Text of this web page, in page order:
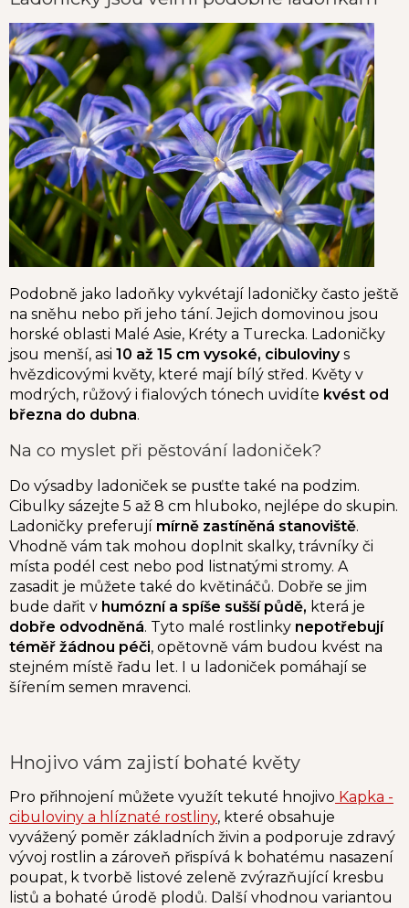
Podobně jako ladoňky vykvétají ladoničky často ještě
na sněhu nebo při jeho tání. Jejich domovinou jsou
horské oblasti Malé Asie, Kréty a Turecka. Ladoničky
jsou menší, asi 10 až 15 cm vysoké, cibulovinys
hvězdicovými květy, které mají bílý střed. Květy v
modrých, růžový i fialových tónech uvidíte kvést od
března do dubna.
Na co myslet při pěstování ladoniček?
Do výsadby ladoniček se pusťte také na podzim.
Cibulky sázejte 5 až 8 cm hluboko, nejlépe do skupin.
Ladoničky preferují mírně zastíněná stanoviště.
Vhodně vám tak mohou doplnit skalky, trávníky či
místa podél cest nebo pod listnatými stromy. A
zasadit je můžete také do květináčů. Dobře se jim
bude dařit v humózní a spíše sušší půdě, která je
dobře odvodněná. Tyto malé rostlinky nepotřebují
téměř žádnou péči, opětovně vám budou kvést na
stejném místě řadu let. I u ladoniček pomáhají se
šířením semen mravenci.
Hnojivo vám zajistí bohaté květy
Pro přihnojení můžete využít tekuté hnojivo Kapka -
cibuloviny a hlíznaté rostliny, které obsahuje
vyvážený poměr základních živin a podporuje zdravý
vývoj rostlin a zároveň přispívá k bohatému nasazení
poupat, k tvorbě listové zeleně zvýrazňující kresbu
listů a bohaté úrodě plodů. Další vhodnou variantou